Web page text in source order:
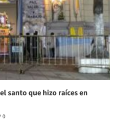
santo que hizo raíces en
0